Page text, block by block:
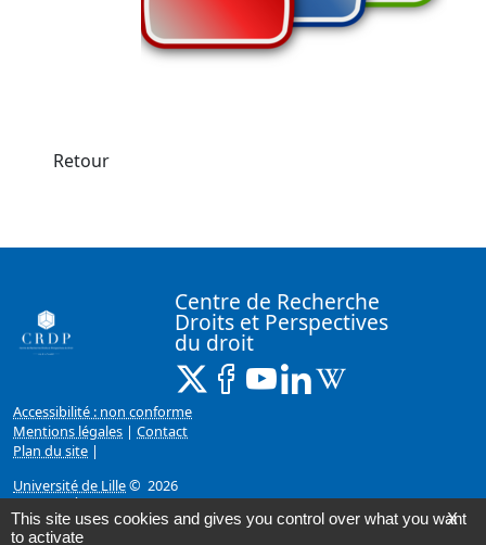
Retour
Centre de Recherche
Droits et Perspectives
du droit
X ( Nouvelle fenêtre)
Facebook ( Nouvelle fenêtre)
Youtube ( Nouvelle
Linkedin ( Nouvelle
Accessibilité : non conforme
Mentions légales | Contact
Plan du site |
Université de Lille© 2026
Page mise à jour le 15/02/2023 (10:59)
X
This site uses cookies and gives you control over what you want
to activate